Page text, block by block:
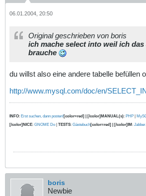
06.01.2004, 20:50
Original geschrieben von boris
ich mache select into weil ich
brauche
du willst also eine andere tabelle befüllen
http://www.mysql.com/doc/en/
INFO: Erst suchen, dann posten![color=red] | [/color]MANUAL(s): PHP
[/color]NICE: GNOME Do TESTS: Gästebuch[color=red] | [/color]IM :
boris
Newbie